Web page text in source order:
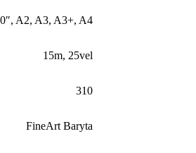
, A2, A3, A3+, A4
15m, 25vel
310
FineArt Baryta